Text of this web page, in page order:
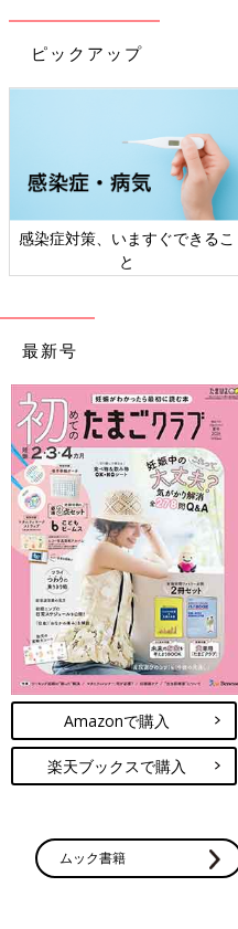
ピックアップ
感染症対策、いますぐできるこ
と
最新号
Amazonで購入
楽天ブックスで購入
ムック書籍